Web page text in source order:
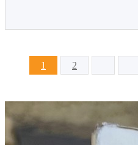
1 2